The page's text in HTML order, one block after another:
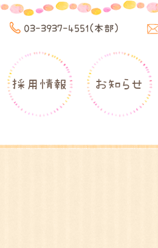
03-3937-4551(本部)
採用情報 お知らせ